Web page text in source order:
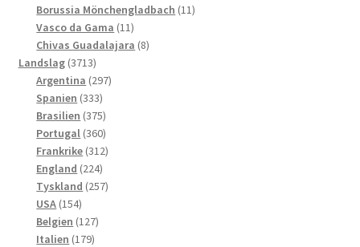
produkter
Borussia Mönchengladbach 1111
Vasco da Gama 1111
produkter
Chivas Guadalajara 88
Landslag 37133713
produkter
Argentina 297297
Spanien 333333
produkter
Brasilien 375375
produkter
Portugal 360360
produkter
Frankrike 312312
England 224224
produkter
Tyskland 257257
USA 154154
produkter
Belgien 127127
Italien 179179